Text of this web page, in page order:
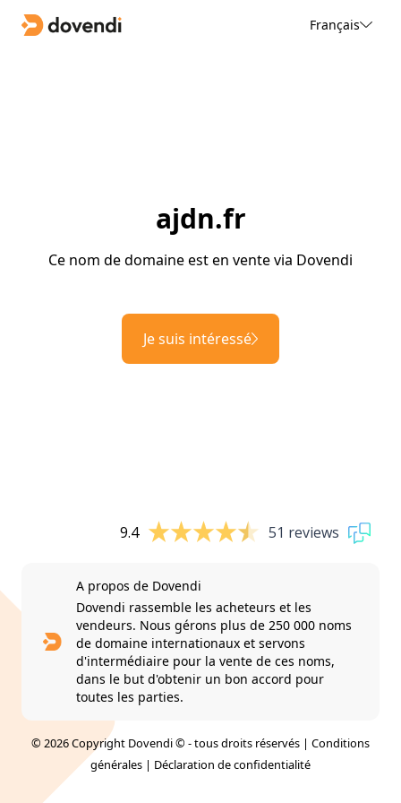
Français
ajdn.fr
Ce nom de domaine est en vente via Dovendi
Je suis intéressé
9.4 51 reviews
A propos de Dovendi
Dovendi rassemble les acheteurs et les
vendeurs. Nous gérons plus de 250 000 noms
de domaine internationaux et servons
d'intermédiaire pour la vente de ces noms,
dans le but d'obtenir un bon accord pour
toutes les parties.
© 2026 Copyright Dovendi © - tous droits réservés | Conditions
générales | Déclaration de confidentialité